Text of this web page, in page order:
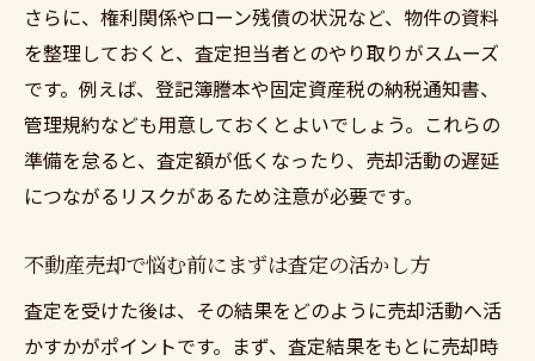
さらに、権利関係やローン残債の状況など、物件の資料
を整理しておくと、査定担当者とのやり取りがスムーズ
です。例えば、登記簿謄本や固定資産税の納税通知書、
管理規約なども用意しておくとよいでしょう。これらの
準備を怠ると、査定額が低くなったり、売却活動の遅延
につながるリスクがあるため注意が必要です。
不動産売却で悩む前にまずは査定の活かし方
査定を受けた後は、その結果をどのように売却活動へ活
かすかがポイントです。まず、査定結果をもとに売却時